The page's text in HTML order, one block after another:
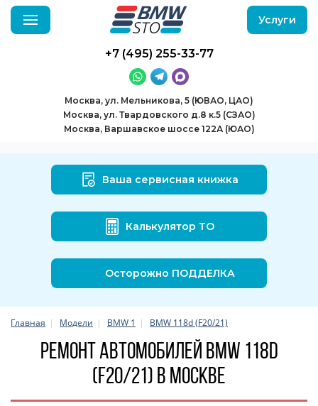
+7 (495) 255-33-77
Москва, ул. Мельникова, 5 (ЮВАО, ЦАО)
Москва, ул. Твардовского д.8 к.5 (СЗАО)
Москва, Варшавское шоссе 122А (ЮАО)
Услуги
Ваша сервисная книжка
Калькулятор ТО
Осторожно ПОДДЕЛКА
Главная Модели BMW 1 BMW 118d (F20/21)
Ремонт автомобилей BMW 118d
(F20/21) в Москве